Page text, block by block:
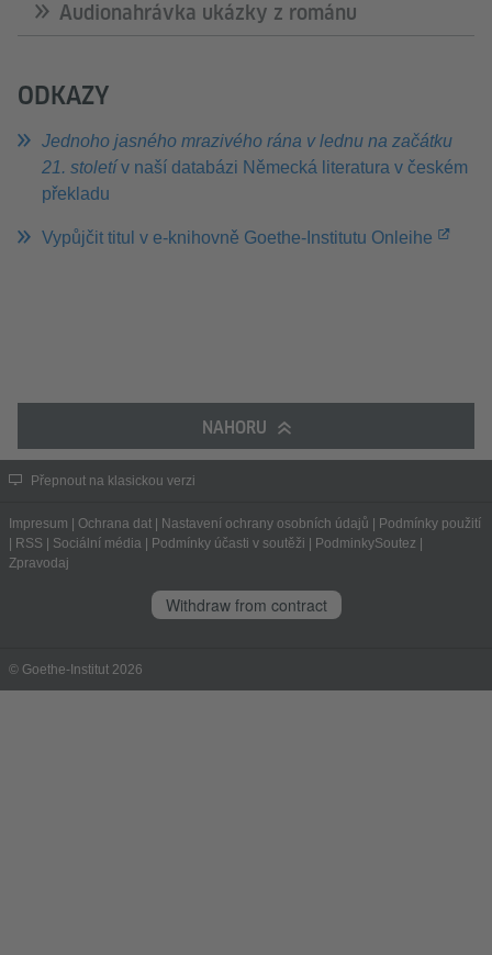
Audionahrávka ukázky z románu
ODKAZY
Jednoho jasného mrazivého rána v lednu na začátku
21. stoletív naší databázi Německá literatura v českém
překladu
Vypůjčit titul v e-knihovně Goethe-Institutu Onleihe
NAHORU
Přepnout na klasickou verzi
Impresum Ochrana dat Nastavení ochrany osobních údajů
Podmínky použití
RSS Sociální média Podmínky účasti v soutěži PodminkySoutez
Zpravodaj
Withdraw from contract
© Goethe-Institut 2026